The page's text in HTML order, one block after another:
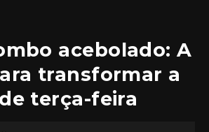
acebolado: A
transformar a
terça-feira